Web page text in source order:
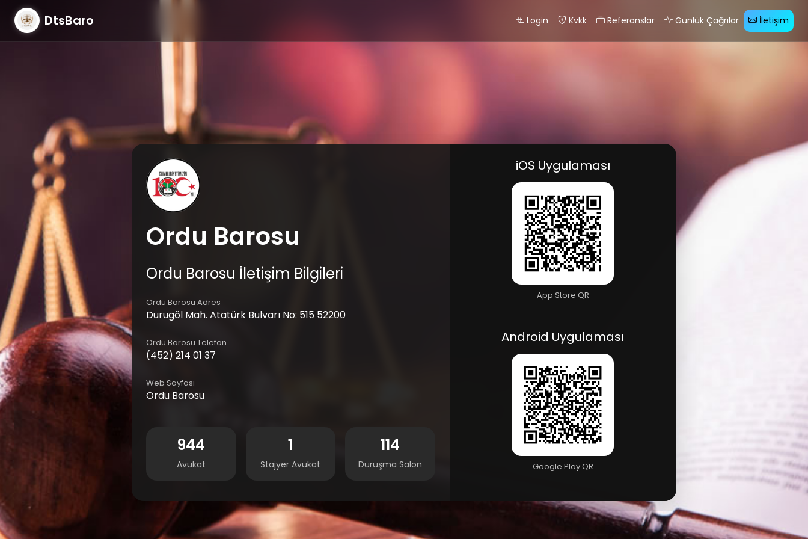
DtsBaro Login Kvkk Referanslar Günlük Çağrılar İletişim
Ordu Barosu
Ordu Barosu İletişim Bilgileri
Ordu Barosu Adres
Durugöl Mah. Atatürk Bulvarı No: 515 52200
Ordu Barosu Telefon
(452) 214 01 37
Web Sayfası
Ordu Barosu
944
Avukat
1
Stajyer Avukat
114
Duruşma Salon
iOS Uygulaması
App Store QR
Android Uygulaması
Google Play QR